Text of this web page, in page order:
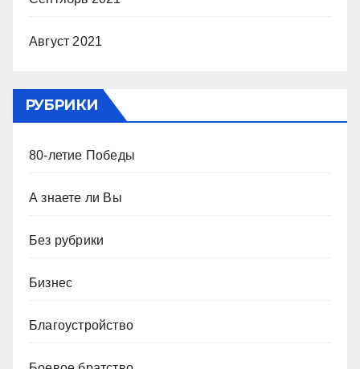
Август 2021
РУБРИКИ
80-летие Победы
А знаете ли Вы
Без рубрики
Бизнес
Благоустройство